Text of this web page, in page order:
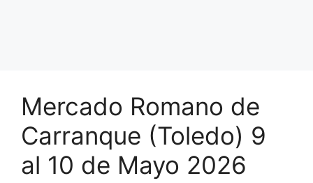
Mercado Romano de
Carranque (Toledo) 9
al 10 de Mayo 2026